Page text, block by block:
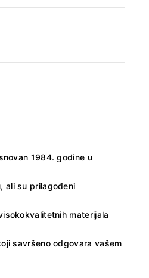
1984. godine u
ali su prilagođeni
materijala
savršeno odgovara vašem